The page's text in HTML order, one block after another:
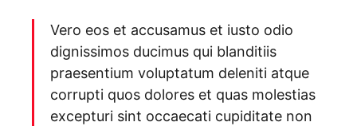
Vero eos et accusamus et iusto odio
dignissimos ducimus qui blanditiis
praesentium voluptatum deleniti atque
corrupti quos dolores et quas molestias
excepturi sint occaecati cupiditate non